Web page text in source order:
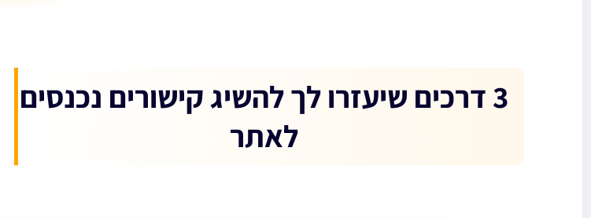
3 דרכים שיעזרו לך להשיג קישורים נכנסים
לאתר